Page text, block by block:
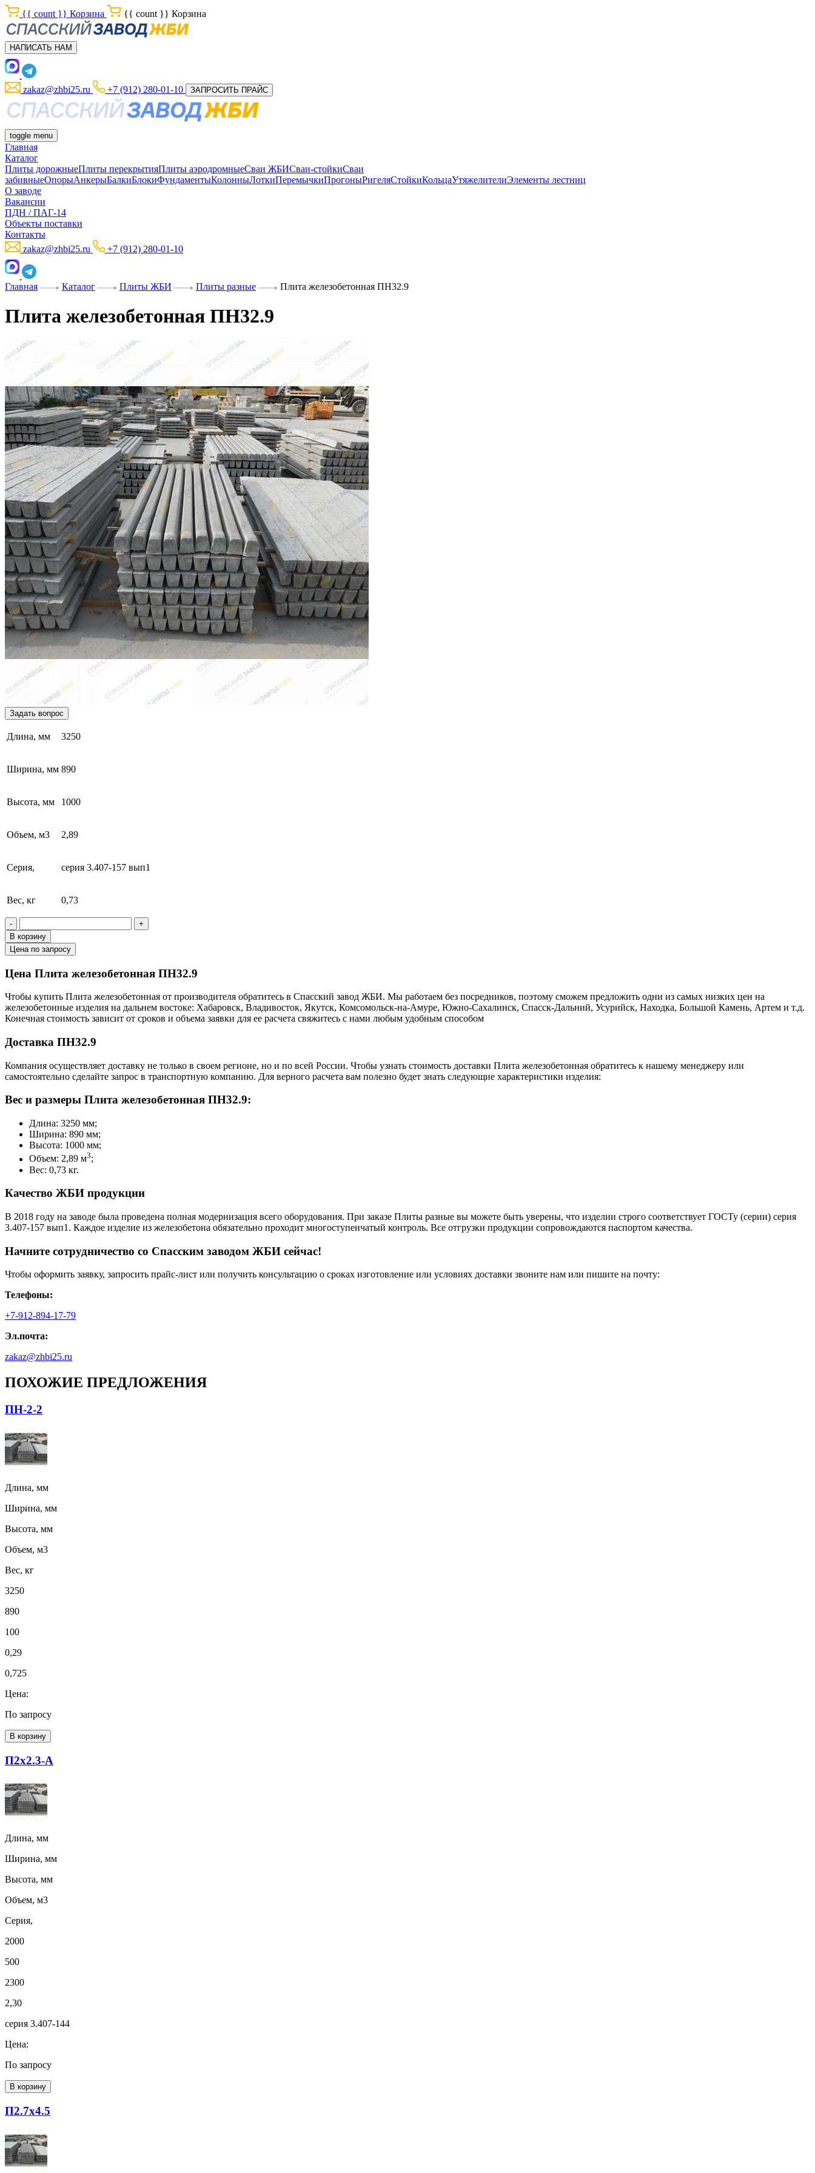
{{ count }} Корзина {{ count }} Корзина
НАПИСАТЬ НАМ
zakaz@zhbi25.ru +7 (912) 280-01-10 ЗАПРОСИТЬ ПРАЙС
toggle menu
Главная
Каталог
Плиты дорожныеПлиты перекрытияПлиты аэродромныеСваи ЖБИСваи-стойкиСваи
забивныеОпорыАнкерыБалкиБлокиФундаментыКолонныЛоткиПеремычкиПрогоныРигеляСтойкиКольцаУтяжелителиЭлементы лестниц
О заводе
Вакансии
ПДН / ПАГ-14
Объекты поставки
Контакты
zakaz@zhbi25.ru
+7 (912) 280-01-10
Главная Каталог Плиты ЖБИ Плиты разные Плита железобетонная ПН32.9
Плита железобетонная ПН32.9
Задать вопрос
Длина, мм 3250
Ширина, мм 890
Высота, мм 1000
Объем, м3 2,89
Серия, серия 3.407-157 вып1
Вес, кг 0,73
-
+
В корзину
Цена по запросу
Цена Плита железобетонная ПН32.9
Чтобы купить Плита железобетонная от производителя обратитесь в Cпасский завод ЖБИ. Мы работаем без посредников, поэтому сможем предложить одни из самых низких цен на
железобетонные изделия на дальнем востоке: Хабаровск, Владивосток, Якутск, Комсомольск-на-Амуре, Южно-Сахалинск, Спасск-Дальний, Усурийск, Находка, Большой Камень, Артем и т.д.
Конечная стоимость зависит от сроков и объема заявки для ее расчета свяжитесь с нами любым удобным способом
Доставка ПН32.9
Компания осуществляет доставку не только в своем регионе, но и по всей России. Чтобы узнать стоимость доставки Плита железобетонная обратитесь к нашему менеджеру или
самостоятельно сделайте запрос в транспортную компанию. Для верного расчета вам полезно будет знать следующие характеристики изделия:
Вес и размеры Плита железобетонная ПН32.9:
Длина: 3250 мм;
Ширина: 890 мм;
Высота: 1000 мм;
Объем: 2,89 м3;
Вес: 0,73 кг.
Качество ЖБИ продукции
В 2018 году на заводе была проведена полная модернизация всего оборудования. При заказе Плиты разные вы можете быть уверены, что изделии строго соответствует ГОСТу (серии) серия
3.407-157 вып1. Каждое изделие из железобетона обязательно проходит многоступенчатый контроль. Все отгрузки продукции сопровождаются паспортом качества.
Начните сотрудничество со Cпасским заводом ЖБИ сейчас!
Чтобы оформить заявку, запросить прайс-лист или получить консультацию о сроках изготовление или условиях доставки звоните нам или пишите на почту:
Телефоны:
+7-912-894-17-79
Эл.почта:
zakaz@zhbi25.ru
ПОХОЖИЕ ПРЕДЛОЖЕНИЯ
ПН-2-2
Длина, мм
Ширина, мм
Высота, мм
Объем, м3
Вес, кг
3250
890
100
0,29
0,725
Цена:
По запросу
В корзину
П2х2.3-А
Длина, мм
Ширина, мм
Высота, мм
Объем, м3
Серия,
2000
500
2300
2,30
серия 3.407-144
Цена:
По запросу
В корзину
П2.7х4.5